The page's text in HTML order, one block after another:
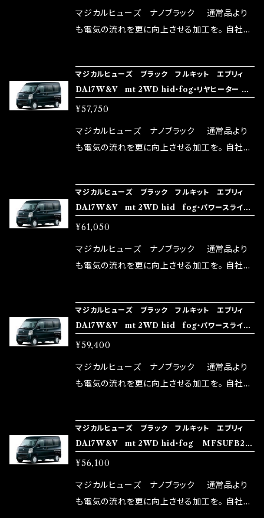
リットが無い。と。 コラボ開発製品です。 購入先
はこちらのマジカルヒューズ直販サイトと横浜に
rz）の2店舗の専売品になりますので宜しくお願
い致します。
マジカルヒューズ ナノブラック 通常品より
も電気の流れを更に向上させる加工を。 自社比
メ！ レーシングドライバーMAX織戸選手がテス
ターとなり吟味し時間を掛けて検証し、これは
体感出来て面白く、車には必ずプラスになりデメ
リットが無い。と。 コラボ開発製品です。 購入先
はこちらのマジカルヒューズ直販サイトと横浜に
rz）の2店舗の専売品になりますので宜しくお願
い致します。
マジカルヒューズ ブラック フルキット エブリィ
DA17W&V mt 2WD hid・fog・リヤヒーター
MFSUFB232 35個
¥57,750
マジカルヒューズ ナノブラック 通常品より
も電気の流れを更に向上させる加工を。 自社比
メ！ レーシングドライバーMAX織戸選手がテス
ターとなり吟味し時間を掛けて検証し、これは
体感出来て面白く、車には必ずプラスになりデメ
リットが無い。と。 コラボ開発製品です。 購入先
はこちらのマジカルヒューズ直販サイトと横浜に
rz）の2店舗の専売品になりますので宜しくお願
い致します。
マジカルヒューズ ブラック フルキット エブリィ
DA17W&V mt 2WD hid fog・パワースライド
ドア・リアヒーター MFSUFB231 37個
¥61,050
マジカルヒューズ ナノブラック 通常品より
も電気の流れを更に向上させる加工を。 自社比
メ！ レーシングドライバーMAX織戸選手がテス
ターとなり吟味し時間を掛けて検証し、これは
体感出来て面白く、車には必ずプラスになりデメ
リットが無い。と。 コラボ開発製品です。 購入先
はこちらのマジカルヒューズ直販サイトと横浜に
rz）の2店舗の専売品になりますので宜しくお願
い致します。
マジカルヒューズ ブラック フルキット エブリィ
DA17W&V mt 2WD hid fog・パワースライド
ドア MFSUFB230 36個
¥59,400
マジカルヒューズ ナノブラック 通常品より
も電気の流れを更に向上させる加工を。 自社比
メ！ レーシングドライバーMAX織戸選手がテス
ターとなり吟味し時間を掛けて検証し、これは
体感出来て面白く、車には必ずプラスになりデメ
リットが無い。と。 コラボ開発製品です。 購入先
はこちらのマジカルヒューズ直販サイトと横浜に
マジカルヒューズ ブラック フルキット エブリィ
DA17W&V mt 2WD hid・fog MFSUFB22
9 34個
¥56,100
マジカルヒューズ ナノブラック 通常品より
も電気の流れを更に向上させる加工を。 自社比